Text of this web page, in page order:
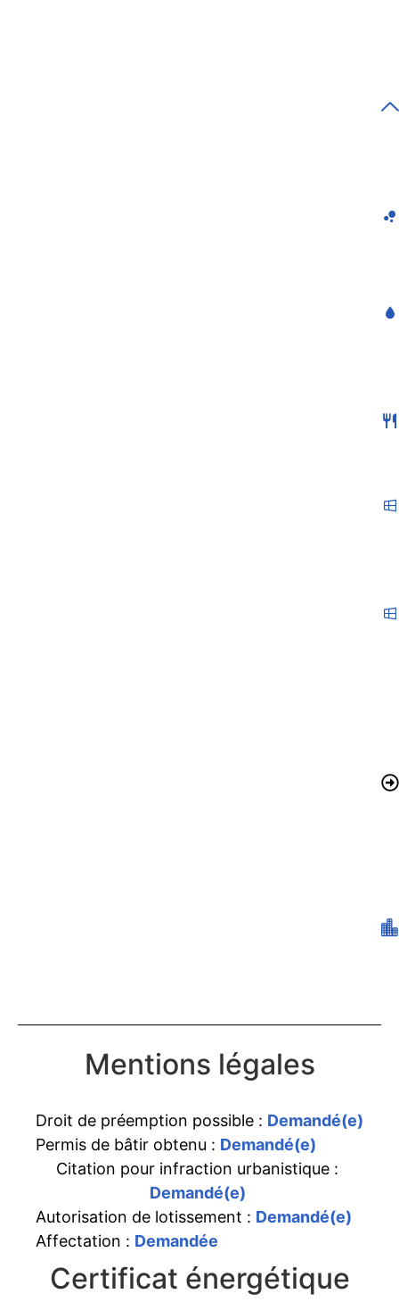
Mentions légales
Droit de préemption possible : Demandé(e)
Permis de bâtir obtenu : Demandé(e)
Citation pour infraction urbanistique :
Demandé(e)
Autorisation de lotissement : Demandé(e)
Affectation : Demandée
Certificat énergétique